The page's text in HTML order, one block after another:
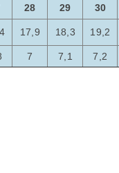
28 29 30
17,9 18,3 19,2
7 7,1 7,2